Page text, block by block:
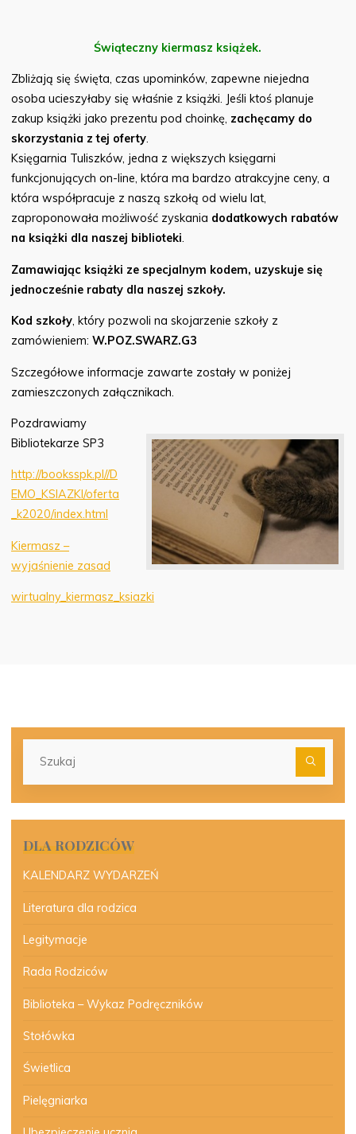
Świąteczny kiermasz książek.
Zbliżają się święta, czas upominków, zapewne niejedna
osoba ucieszyłaby się właśnie z książki. Jeśli ktoś planuje
zakup książki jako prezentu pod choinkę, zachęcamy do
skorzystania z tej oferty.
Księgarnia Tuliszków, jedna z większych księgarni
funkcjonujących on-line, która ma bardzo atrakcyjne ceny, a
która współpracuje z naszą szkołą od wielu lat,
zaproponowała możliwość zyskania dodatkowych rabatów
na książki dla naszej biblioteki.
Zamawiając książki ze specjalnym kodem, uzyskuje się
jednocześnie rabaty dla naszej szkoły.
Kod szkoły, który pozwoli na skojarzenie szkoły z
zamówieniem:W.POZ.SWARZ.G3
Szczegółowe informacje zawarte zostały w poniżej
zamieszczonych załącznikach.
Pozdrawiamy
Bibliotekarze SP3
http://booksspk.pl//D
EMO_KSIAZKI/oferta
_k2020/index.html
Kiermasz –
wyjaśnienie zasad
wirtualny_kiermasz_ksiazki
DLA RODZICÓW
KALENDARZ WYDARZEŃ
Literatura dla rodzica
Legitymacje
Rada Rodziców
Biblioteka – Wykaz Podręczników
Stołówka
Świetlica
Pielęgniarka